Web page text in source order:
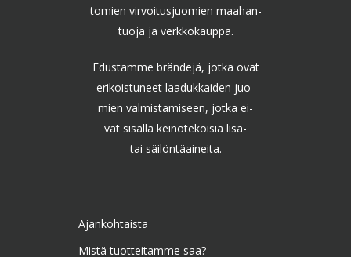
tomien virvoitusjuomien maahan-
tuoja ja verkkokauppa.
Edustamme brändejä, jotka ovat
erikoistuneet laadukkaiden juo-
mien valmistamiseen, jotka ei-
vät sisällä keinotekoisia lisä-
tai säilöntäaineita.
Ajankohtaista
Mistä tuotteitamme saa?